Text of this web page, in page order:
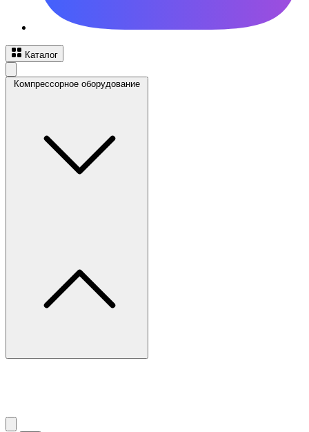
Каталог
Компрессорное оборудование